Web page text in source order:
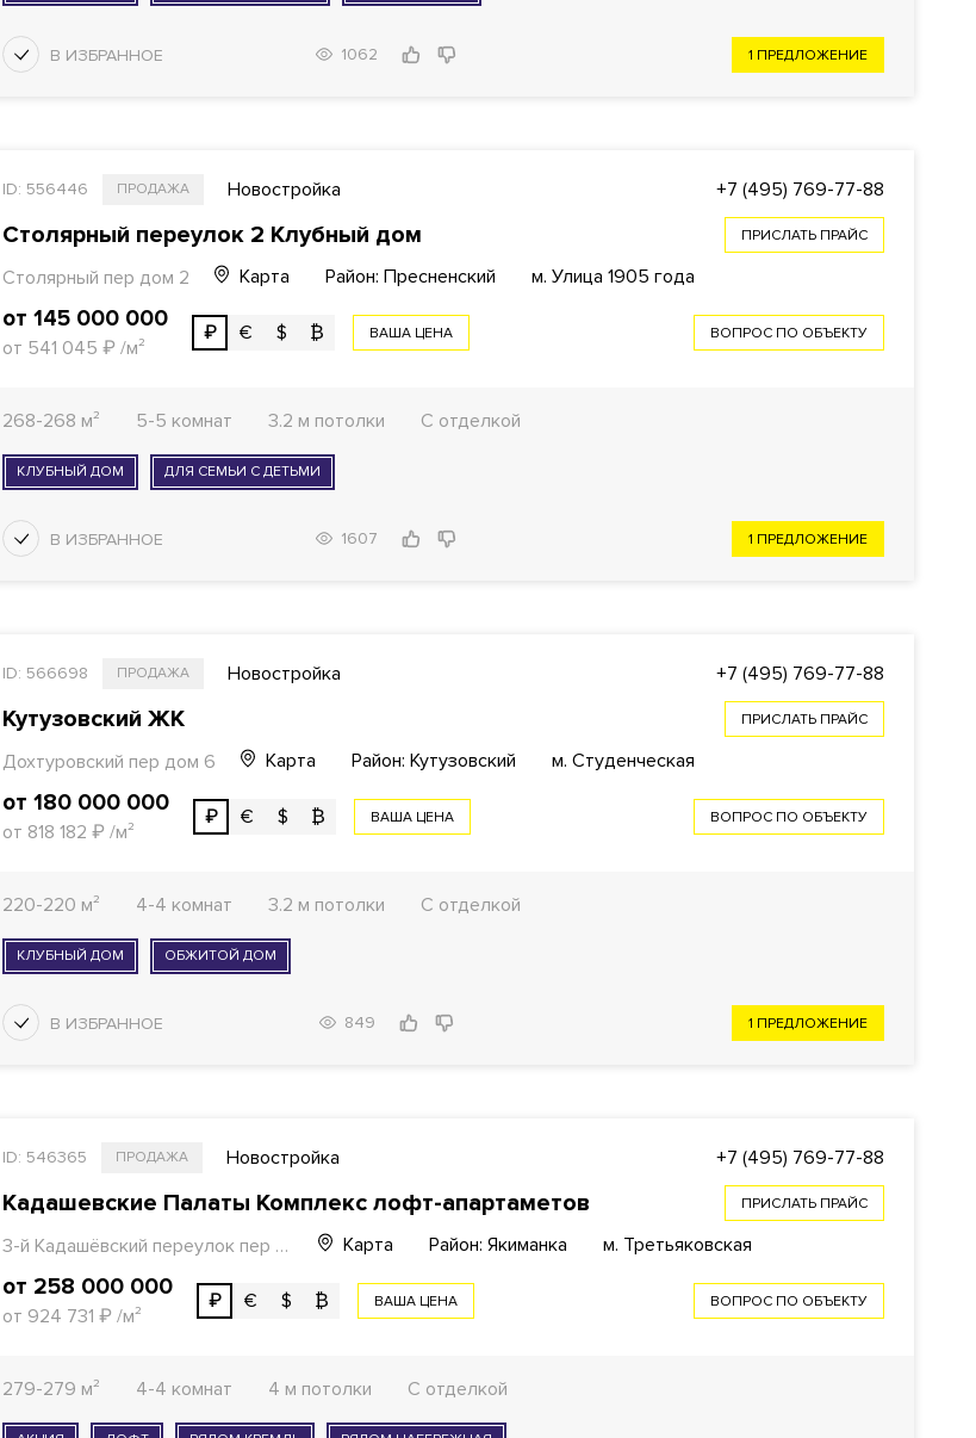
1062 1 ПРЕДЛОЖЕНИЕ
ID: 556446 ПРОДАЖА Новостройка +7 (495) 769-77-88
ПРИСЛАТЬ ПРАЙС
Столярный переулок 2 Клубный дом
Столярный пер дом 2 Карта Район: Пресненский м. Улица 1905 года
от 145 000 000
от 541 045₽ /м²
₽ € $ ₿ ВАША ЦЕНА ВОПРОС ПО ОБЪЕКТУ
268-268 м² 5-5 комнат 3.2 м потолки С отделкой
КЛУБНЫЙ ДОМ ДЛЯ СЕМЬИ С ДЕТЬМИ
1607 1 ПРЕДЛОЖЕНИЕ
ID: 566698 ПРОДАЖА Новостройка +7 (495) 769-77-88
ПРИСЛАТЬ ПРАЙС
Кутузовский ЖК
Дохтуровский пер дом 6 Карта Район: Кутузовский м. Студенческая
от 180 000 000
от 818 182₽ /м²
₽ € $ ₿ ВАША ЦЕНА ВОПРОС ПО ОБЪЕКТУ
220-220 м² 4-4 комнат 3.2 м потолки С отделкой
КЛУБНЫЙ ДОМ ОБЖИТОЙ ДОМ
849 1 ПРЕДЛОЖЕНИЕ
ID: 546365 ПРОДАЖА Новостройка +7 (495) 769-77-88
ПРИСЛАТЬ ПРАЙС
Кадашевские Палаты Комплекс лофт-апартаметов
3-й Кадашёвский переулок пер дом 7/9с1 Карта Район: Якиманка м. Третьяковская
от 258 000 000
от 924 731₽ /м²
₽ € $ ₿ ВАША ЦЕНА ВОПРОС ПО ОБЪЕКТУ
279-279 м² 4-4 комнат 4 м потолки С отделкой